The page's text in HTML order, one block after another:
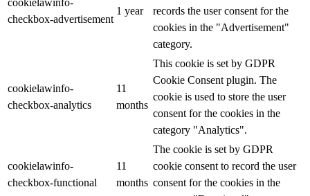
cookielawinfo-
checkbox-advertisement
1 year
records the user consent for the
cookies in the "Advertisement"
category.
cookielawinfo-
checkbox-analytics
11
months
This cookie is set by GDPR
Cookie Consent plugin. The
cookie is used to store the user
consent for the cookies in the
category "Analytics".
cookielawinfo-
checkbox-functional
11
months
The cookie is set by GDPR
cookie consent to record the user
consent for the cookies in the